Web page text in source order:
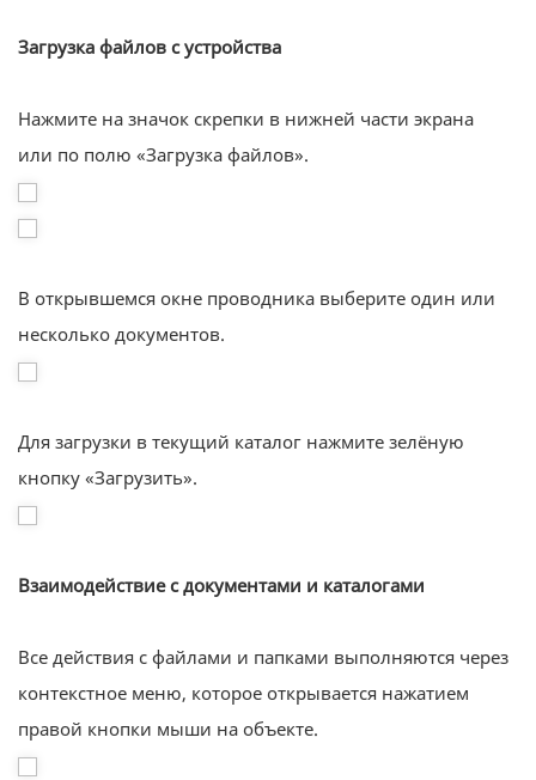
Загрузка файлов с устройства
Нажмите на значок скрепки в нижней части экрана
или по полю «Загрузка файлов».
В открывшемся окне проводника выберите один или
несколько документов.
Для загрузки в текущий каталог нажмите зелёную
кнопку «Загрузить».
Взаимодействие с документами и каталогами
Все действия с файлами и папками выполняются через
контекстное меню, которое открывается нажатием
правой кнопки мыши на объекте.